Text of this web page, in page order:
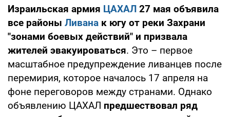
Израильская армия ЦАХАЛ 27 мая объявила
все районы Ливана к югу от реки Захрани
"зонами боевых действий" и призвала
жителей эвакуироваться. Это – первое
масштабное предупреждение ливанцев после
перемирия, которое началось 17 апреля на
фоне переговоров между странами. Однако
объявлению ЦАХАЛ предшествовал ряд